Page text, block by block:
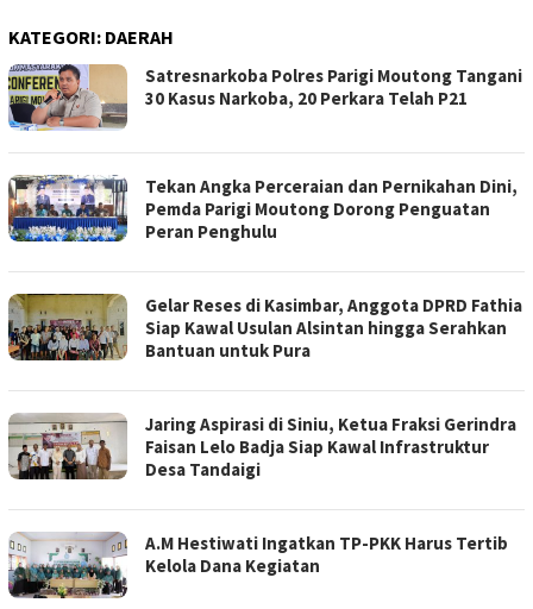
KATEGORI: DAERAH
Satresnarkoba Polres Parigi Moutong Tangani
30 Kasus Narkoba, 20 Perkara Telah P21
Tekan Angka Perceraian dan Pernikahan Dini,
Pemda Parigi Moutong Dorong Penguatan
Peran Penghulu
Gelar Reses di Kasimbar, Anggota DPRD Fathia
Siap Kawal Usulan Alsintan hingga Serahkan
Bantuan untuk Pura
Jaring Aspirasi di Siniu, Ketua Fraksi Gerindra
Faisan Lelo Badja Siap Kawal Infrastruktur
Desa Tandaigi
A.M Hestiwati Ingatkan TP-PKK Harus Tertib
Kelola Dana Kegiatan